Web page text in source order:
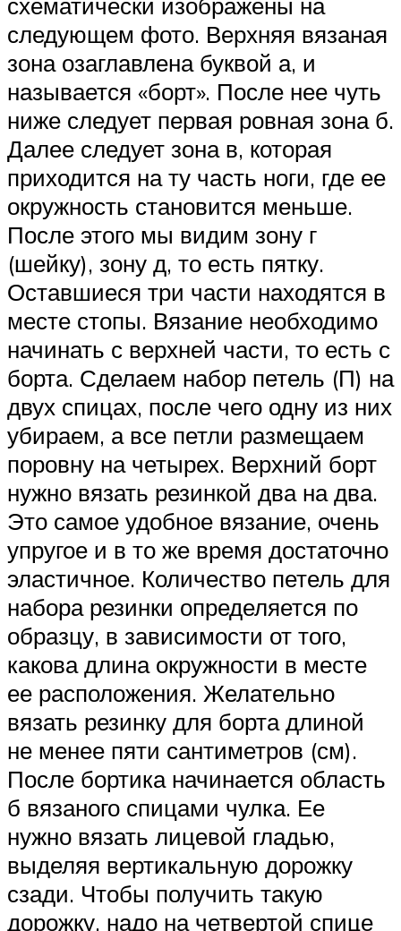
следующем фото. Верхняя вязаная
зона озаглавлена буквой а, и
называется «борт». После нее чуть
ниже следует первая ровная зона б.
Далее следует зона в, которая
приходится на ту часть ноги, где ее
окружность становится меньше.
После этого мы видим зону г
(шейку), зону д, то есть пятку.
Оставшиеся три части находятся в
месте стопы. Вязание необходимо
начинать с верхней части, то есть с
борта. Сделаем набор петель (П) на
двух спицах, после чего одну из них
убираем, а все петли размещаем
поровну на четырех. Верхний борт
нужно вязать резинкой два на два.
Это самое удобное вязание, очень
упругое и в то же время достаточно
эластичное. Количество петель для
набора резинки определяется по
образцу, в зависимости от того,
какова длина окружности в месте
ее расположения. Желательно
вязать резинку для борта длиной
не менее пяти сантиметров (см).
После бортика начинается область
б вязаного спицами чулка. Ее
нужно вязать лицевой гладью,
выделяя вертикальную дорожку
сзади. Чтобы получить такую
дорожку, надо на четвертой спице